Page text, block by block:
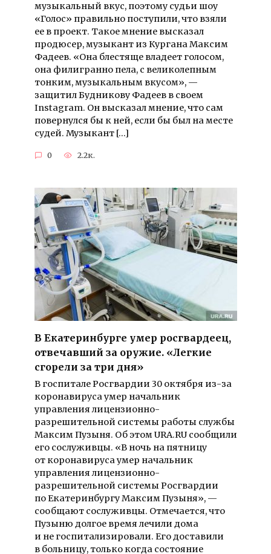
музыкальный вкус, поэтому судьи шоу
«Голос» правильно поступили, что взяли
ее в проект. Такое мнение высказал
продюсер, музыкант из Кургана Максим
Фадеев. «Она блестяще владеет голосом,
она филигранно пела, с великолепным
тонким, музыкальным вкусом», —
защитил Будникову Фадеев в своем
Instagram. Он высказал мнение, что сам
повернулся бы к ней, если бы был на месте
судей. Музыкант […]
0 2.2к.
В Екатеринбурге умер росгвардеец,
отвечавший за оружие. «Легкие
сгорели за три дня»
В госпитале Росгвардии 30 октября из-за
коронавируса умер начальник
управления лицензионно-
разрешительной системы работы службы
Максим Пузыня. Об этом URA.RU сообщили
его сослуживцы. «В ночь на пятницу
от коронавируса умер начальник
управления лицензионно-
разрешительной системы Росгвардии
по Екатеринбургу Максим Пузыня», —
сообщают сослуживцы. Отмечается, что
Пузыню долгое время лечили дома
и не госпитализировали. Его доставили
в больницу, только когда состояние